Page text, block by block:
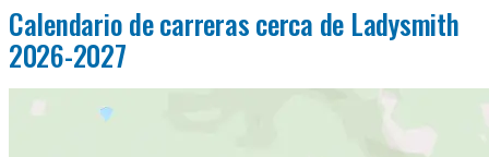
Calendario de carreras cerca de Ladysmith
2026-2027